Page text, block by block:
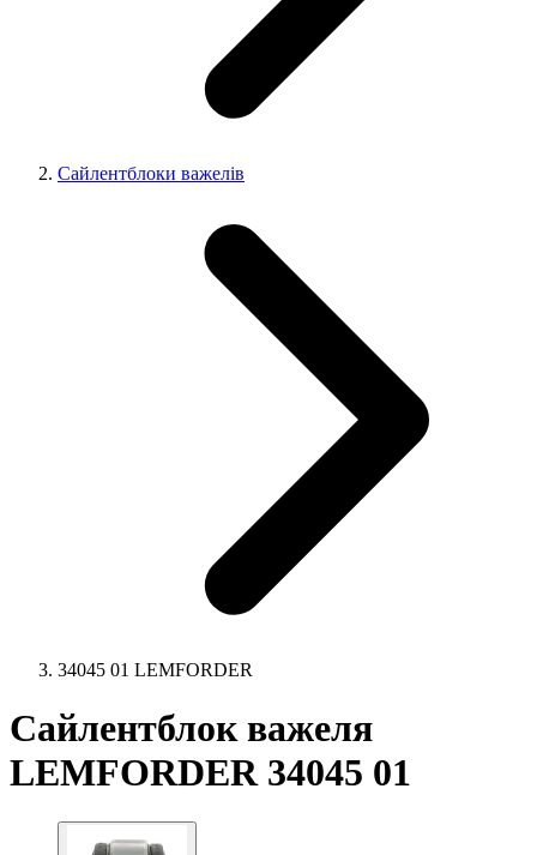
Сайлентблоки важелів
34045 01 LEMFORDER
Сайлентблок важеля
LEMFORDER 34045 01